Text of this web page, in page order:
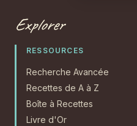
Explorer
RESSOURCES
Recherche Avancée
Recettes de A à Z
Boîte à Recettes
Livre d'Or